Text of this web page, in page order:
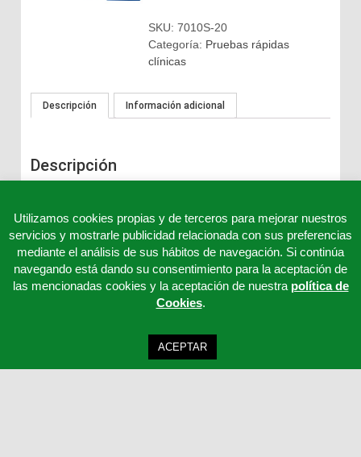
SKU:7010S-20
Categoría: Pruebas rápidas
clínicas
Descripción Información adicional
Descripción
Utilizamos cookies propias y de terceros para mejorar nuestros
servicios y mostrarle publicidad relacionada con sus preferencias
mediante el análisis de sus hábitos de navegación. Si continúa
navegando está dando su consentimiento para la aceptación de
las mencionadas cookies y la aceptación de nuestra política de
Cookies.
ACEPTAR